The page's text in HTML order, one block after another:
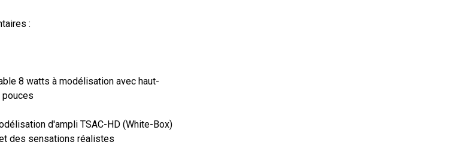
:
8 watts à modélisation avec haut-
pouces
d'ampli TSAC-HD (White-Box)
des sensations réalistes